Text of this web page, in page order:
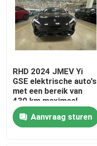
Thuis
Producten
RHD 2024 JMEV Yi
GSE elektrische auto's
met een bereik van
430 km maximaal
vermogen van 118 kW
Aanvraag sturen